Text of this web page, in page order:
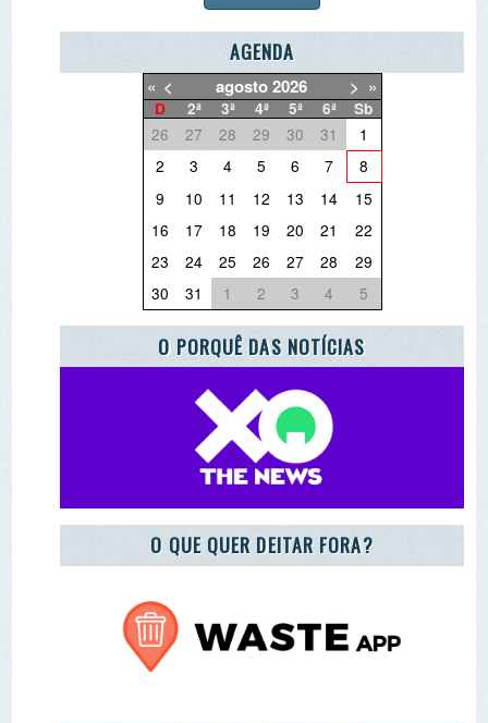
O QUE QUER DEITAR FORA?
PARCEIRO ESCOLA AZUL
REGISTO DE ENTIDADES E EQUIPAMENTOS DE